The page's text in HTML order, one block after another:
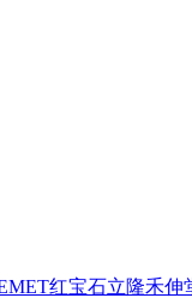
红宝石立隆禾伸